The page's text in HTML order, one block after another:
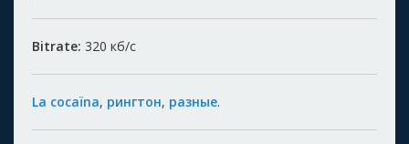
Bitrate: 320 кб/с
La cocaïna, рингтон, разные.